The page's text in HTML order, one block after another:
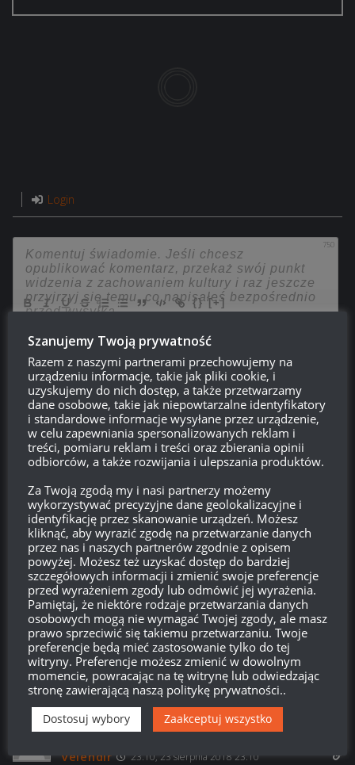
Login
750
{} [+]
Ta strona używa Akismet do redukcji spamu.
w jaki sposób przetwarzane są dane Twoich komentarzy.
KOMENTARZY
JanekK 08:14, 24 sierpnia 2018 08:14
„Linia Frontu powróci, jak tylko deweloperzy uporają się z
problemem spadków płynności gry na PC-tach o słabej
specyfikacji. Możliwa jest częściowa zmiana ekonomii w tym
trybie.”
Wydawać by się mogło, że nie o optymalizację płynności
chodzi, ale o optymalizacje zarobków. VIII Tier jest przecież po
to, żeby powoli przyzwyczajać gracza, że kredyty się traci a do
ich zarabiania konieczny jest czołg premium.
0 Odpowiedz
Velendir 23:10, 23 sierpnia 2018 23:10
Szanujemy Twoją prywatność
Razem z naszymi partnerami przechowujemy na
urządzeniu informacje, takie jak pliki cookie, i
uzyskujemy do nich dostęp, a także przetwarzamy
dane osobowe, takie jak niepowtarzalne identyfikatory
i standardowe informacje wysyłane przez urządzenie,
w celu zapewniania spersonalizowanych reklam i
treści, pomiaru reklam i treści oraz zbierania opinii
odbiorców, a także rozwijania i ulepszania produktów.
Za Twoją zgodą my i nasi partnerzy możemy
wykorzystywać precyzyjne dane geolokalizacyjne i
identyfikację przez skanowanie urządzeń. Możesz
kliknąć, aby wyrazić zgodę na przetwarzanie danych
przez nas i naszych partnerów zgodnie z opisem
powyżej. Możesz też uzyskać dostęp do bardziej
szczegółowych informacji i zmienić swoje preferencje
przed wyrażeniem zgody lub odmówić jej wyrażenia.
Pamiętaj, że niektóre rodzaje przetwarzania danych
osobowych mogą nie wymagać Twojej zgody, ale masz
prawo sprzeciwić się takiemu przetwarzaniu. Twoje
preferencje będą mieć zastosowanie tylko do tej
witryny. Preferencje możesz zmienić w dowolnym
momencie, powracając na tę witrynę lub odwiedzając
stronę zawierającą naszą politykę prywatności..
Dostosuj wybory Zaakceptuj wszystko